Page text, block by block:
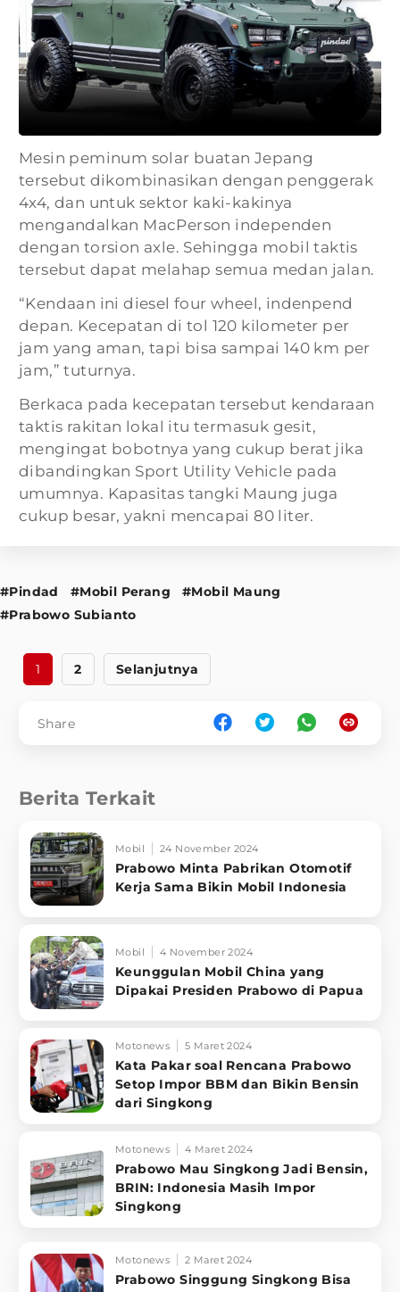
Mesin peminum solar buatan Jepang
tersebut dikombinasikan dengan penggerak
4x4, dan untuk sektor kaki-kakinya
mengandalkan MacPerson independen
dengan torsion axle. Sehingga mobil taktis
tersebut dapat melahap semua medan jalan.
“Kendaan ini diesel four wheel, indenpend
depan. Kecepatan di tol 120 kilometer per
jam yang aman, tapi bisa sampai 140 km per
jam,” tuturnya.
Berkaca pada kecepatan tersebut kendaraan
taktis rakitan lokal itu termasuk gesit,
mengingat bobotnya yang cukup berat jika
dibandingkan Sport Utility Vehicle pada
umumnya. Kapasitas tangki Maung juga
cukup besar, yakni mencapai 80 liter.
#Pindad #Mobil Perang
#Mobil Maung
#Prabowo Subianto
1 2 Selanjutnya
Share
Berita Terkait
Mobil 24 November 2024
Prabowo Minta Pabrikan Otomotif
Kerja Sama Bikin Mobil Indonesia
Mobil 4 November 2024
Keunggulan Mobil China yang
Dipakai Presiden Prabowo di Papua
Motonews 5 Maret 2024
Kata Pakar soal Rencana Prabowo
Setop Impor BBM dan Bikin Bensin
dari Singkong
Motonews 4 Maret 2024
Prabowo Mau Singkong Jadi Bensin,
BRIN: Indonesia Masih Impor
Singkong
Motonews 2 Maret 2024
Prabowo Singgung Singkong Bisa